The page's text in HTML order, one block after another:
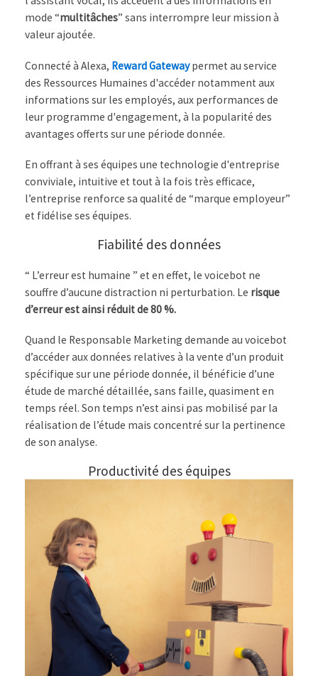
mode “multitâches” sans interrompre leur mission à
valeur ajoutée.
Connecté à Alexa, Reward Gatewaypermet au service
des Ressources Humaines d'accéder notamment aux
informations sur les employés, aux performances de
leur programme d'engagement, à la popularité des
avantages offerts sur une période donnée.
En offrant à ses équipes une technologie d'entreprise
conviviale, intuitive et tout à la fois très efficace,
l’entreprise renforce sa qualité de “marque employeur”
et fidélise ses équipes.
Fiabilité des données
“ L’erreur est humaine ” et en effet, le voicebot ne
souffre d’aucune distraction ni perturbation. Le risque
d’erreur est ainsi réduit de 80 %.
Quand le Responsable Marketing demande au voicebot
d’accéder aux données relatives à la vente d’un produit
spécifique sur une période donnée, il bénéficie d’une
étude de marché détaillée, sans faille, quasiment en
temps réel. Son temps n’est ainsi pas mobilisé par la
réalisation de l’étude mais concentré sur la pertinence
de son analyse.
Productivité des équipes